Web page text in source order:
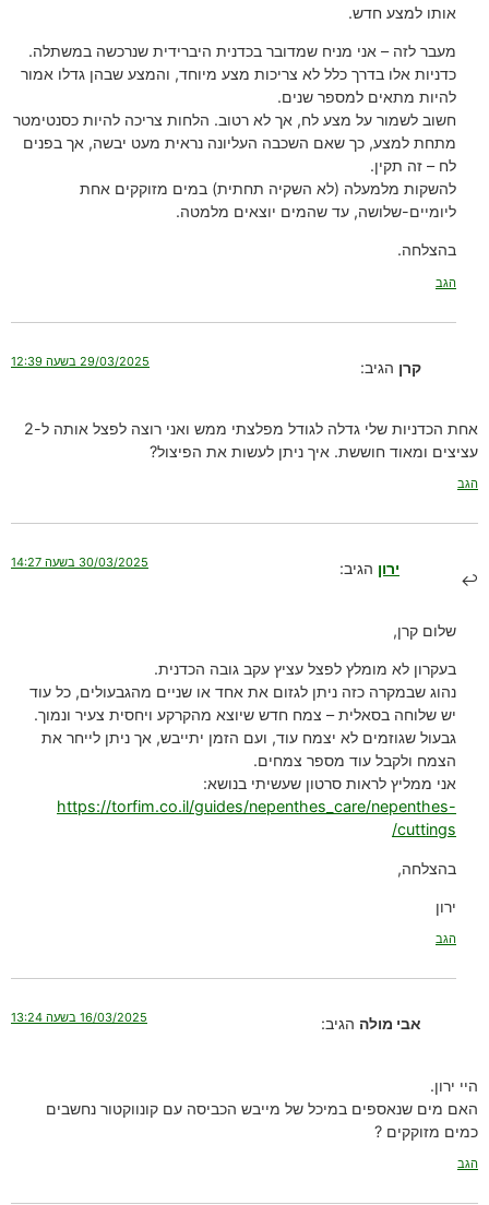
אותו למצע חדש.
מעבר לזה – אני מניח שמדובר בכדנית היברידית שנרכשה במשתלה.
כדניות אלו בדרך כלל לא צריכות מצע מיוחד, והמצע שבהן גדלו אמור
להיות מתאים למספר שנים.
חשוב לשמור על מצע לח, אך לא רטוב. הלחות צריכה להיות כסנטימטר
מתחת למצע, כך שאם השכבה העליונה נראית מעט יבשה, אך בפנים
לח – זה תקין.
להשקות מלמעלה (לא השקיה תחתית) במים מזוקקים אחת
ליומיים-שלושה, עד שהמים יוצאים מלמטה.
בהצלחה.
הגב
קרן הגיב: 29/03/2025 בשעה 12:39
אחת הכדניות שלי גדלה לגודל מפלצתי ממש ואני רוצה לפצל אותה ל-2
עציצים ומאוד חוששת. איך ניתן לעשות את הפיצול?
הגב
ירון הגיב: 30/03/2025 בשעה 14:27
שלום קרן,
בעקרון לא מומלץ לפצל עציץ עקב גובה הכדנית.
נהוג שבמקרה כזה ניתן לגזום את אחד או שניים מהגבעולים, כל עוד
יש שלוחה בסאלית – צמח חדש שיוצא מהקרקע ויחסית צעיר ונמוך.
גבעול שגוזמים לא יצמח עוד, ועם הזמן יתייבש, אך ניתן לייחר את
הצמח ולקבל עוד מספר צמחים.
אני ממליץ לראות סרטון שעשיתי בנושא:
https://torfim.co.il/guides/nepenthes_care/nepenthes-
cuttings/
בהצלחה,
ירון
הגב
אבי מולה הגיב: 16/03/2025 בשעה 13:24
היי ירון.
האם מים שנאספים במיכל של מייבש הכביסה עם קונווקטור נחשבים
כמים מזוקקים ?
הגב